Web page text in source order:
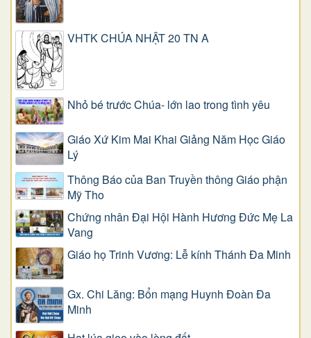
VHTK CHÚA NHẬT 20 TN A
Nhỏ bé trước Chúa- lớn lao trong tình yêu
Giáo Xứ Kim Mai Khai Giảng Năm Học Giáo
Lý
Thông Báo của Ban Truyền thông Giáo phận
Mỹ Tho
Chứng nhân Đại Hội Hành Hương Đức Mẹ La
Vang
Giáo họ Trinh Vương: Lễ kính Thánh Đa Minh
Gx. Chi Lăng: Bổn mạng Huynh Đoàn Đa
Minh